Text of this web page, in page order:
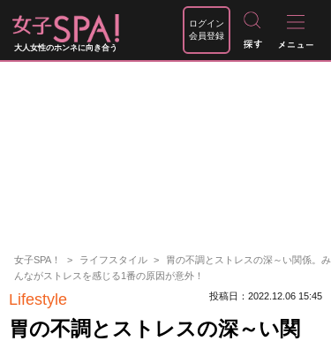
大人女性のホンネに向き合う
ログイン
会員登録
女子SPA！ ライフスタイル
胃の不調とストレスの深～い関係。み
んながストレスを感じる1番の原因が意外！
Lifestyle 投稿日：2022.12.06 15:45
胃の不調とストレスの深～い関